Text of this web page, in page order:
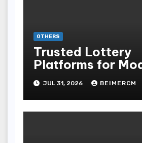
OTHERS
Trusted Lottery
Platforms for
Players
JUL 31, 2026 BEIMERCM